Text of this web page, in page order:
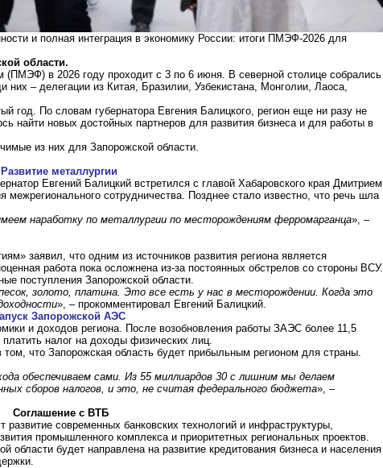
и полная интеграция в экономику России: итоги ПМЭФ-2026 для
области.
(ПМЭФ) в 2026 году проходит с 3 по 6 июня. В северной столице собрались
них – делегации из Китая, Бразилии, Узбекистана, Монголии, Лаоса,
год. По словам губернатора Евгения Балицкого, регион еще ни разу не
найти новых достойных партнеров для развития бизнеса и для работы в
из них для Запорожской области.
Развитие металлургии
Евгений Балицкий встретился с главой Хабаровского края Дмитрием
сотрудничества. Позднее стало известно, что речь шла
наработку по металлургии по месторождениям ферромарганца», –
заявил, что одним из источников развития региона является
работа пока осложнена из-за постоянных обстрелов со стороны ВСУ.
поступления Запорожской области.
золото, платина. Это все есть у нас в месторождении. Когда это
», – прокомментировал Евгений Балицкий.
Запорожской АЭС
и доходов региона. После возобновления работы ЗАЭС более 11,5
налог на доходы физических лиц.
что Запорожская область будет прибыльным регионом для страны.
обеспечиваем сами. Из 55 миллиардов 30 с лишним мы делаем
сборов налогов, и это, не считая федерального бюджета», –
Соглашение с ВТБ
современных банковских технологий и инфраструктуры,
промышленного комплекса и приоритетных региональных проектов.
области будет направлена на развитие кредитования бизнеса и населения